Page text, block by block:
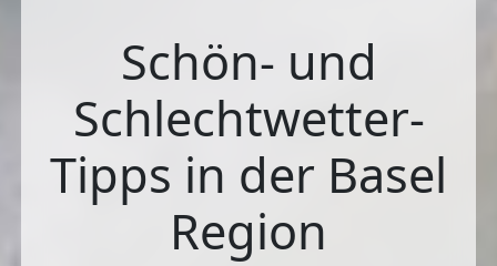
Schön- und
Schlechtwetter-
Tipps in der Basel
Region